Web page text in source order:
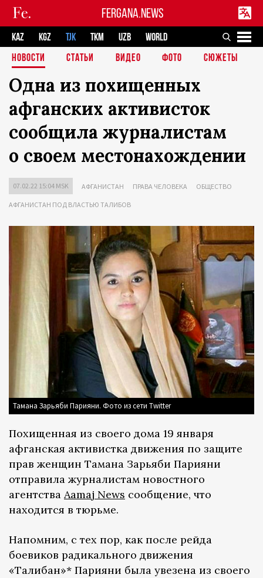
FERGANA.NEWS
KAZ KGZ TJK TKM UZB
WORLD
НОВОСТИ
СТАТЬИ ВИДЕО ФОТО СЮЖЕТЫ
Одна из похищенных
афганских активисток
сообщила журналистам
о своем местонахождении
07.02.22 15:04 MSK АФГАНИСТАН ПРАВА ЧЕЛОВЕКА ОБЩЕСТВО
АФГАНИСТАН ПОД ВЛАСТЬЮ ТАЛИБОВ
Тамана Зарьяби Парияни. Фото из сети Twitter
Похищенная из своего дома 19 января
афганская активистка движения по защите
прав женщин Тамана Зарьяби Парияни
отправила журналистам новостного
агентства Aamaj News сообщение, что
находится в тюрьме.
Напомним, с тех пор, как после рейда
боевиков радикального движения
«Талибан»* Парияни была увезена из своего